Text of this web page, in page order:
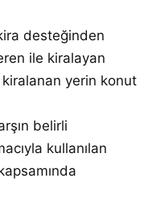
desteğinden
ile kiralayan
yerin konut
belirli
kullanılan